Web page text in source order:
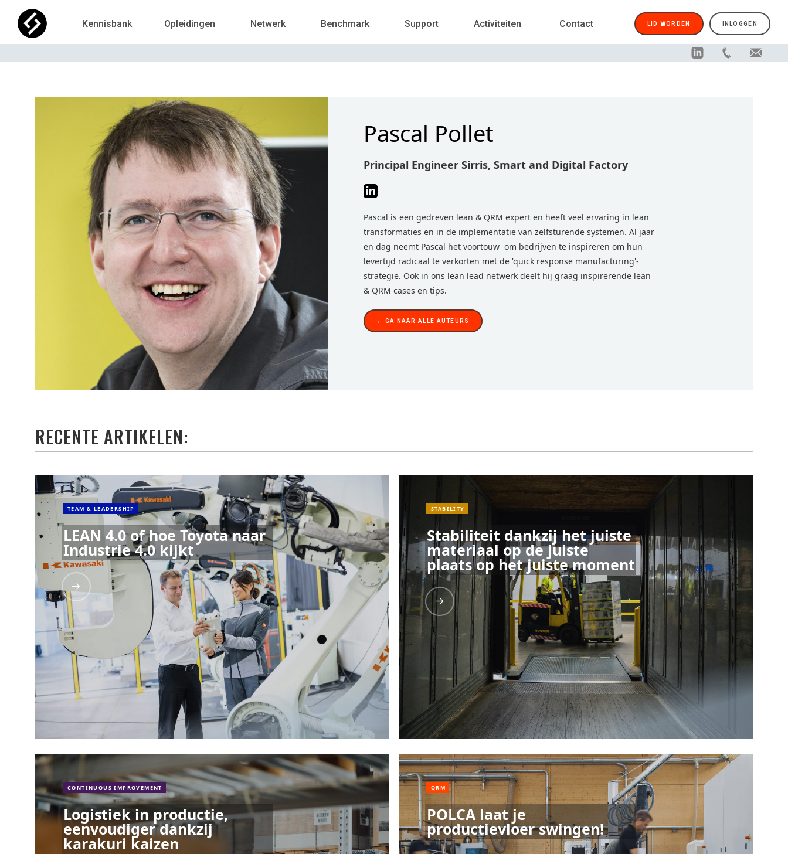
LID WORDEN INLOGGEN
Kennisbank Opleidingen Netwerk Benchmark Support Activiteiten Contact
Pascal Pollet
Principal Engineer Sirris, Smart and Digital Factory
Pascal is een gedreven lean & QRM expert en heeft veel ervaring in lean
transformaties en in de implementatie van zelfsturende systemen. Al jaar
en dag neemt Pascal het voortouw om bedrijven te inspireren om hun
levertijd radicaal te verkorten met de 'quick response manufacturing'-
strategie. Ook in ons lean lead netwerk deelt hij graag inspirerende lean
& QRM cases en tips.
← GA NAAR ALLE AUTEURS
RECENTE ARTIKELEN:
TEAM & LEADERSHIP
LEAN 4.0 of hoe Toyota naar
Industrie 4.0 kijkt
STABILITY
Stabiliteit dankzij het juiste
materiaal op de juiste
plaats op het juiste moment
CONTINUOUS IMPROVEMENT
Logistiek in productie,
eenvoudiger dankzij
karakuri kaizen
QRM
POLCA laat je
productievloer swingen!